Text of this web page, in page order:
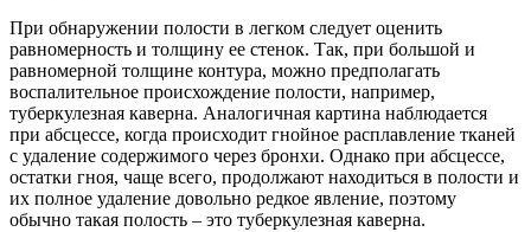
При обнаружении полости в легком следует оценить
равномерность и толщину ее стенок. Так, при большой и
равномерной толщине контура, можно предполагать
воспалительное происхождение полости, например,
туберкулезная каверна. Аналогичная картина наблюдается
при абсцессе, когда происходит гнойное расплавление тканей
с удаление содержимого через бронхи. Однако при абсцессе,
остатки гноя, чаще всего, продолжают находиться в полости и
их полное удаление довольно редкое явление, поэтому
обычно такая полость – это туберкулезная каверна.